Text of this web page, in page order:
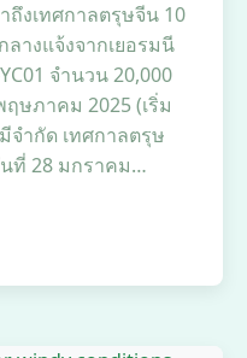
ถึงเทศกาลตรุษจีน 10
างแจ้งจากเยอรมนี
จำนวน 20,000
ษภาคม 2025 (เริ่ม
จำกัด เทศกาลตรุษ
นที่ 28 มกราคม…